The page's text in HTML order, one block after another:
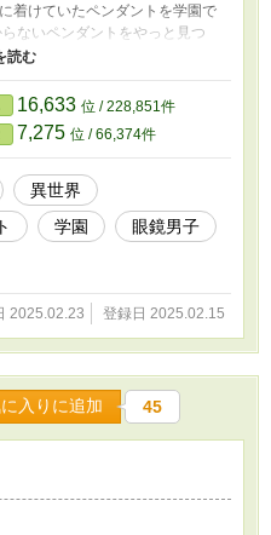
着けていたペンダントを学園で
ないペンダントをやっと見つ
する条件が揃ってしまい、アネ
った相手に一目惚れをしてしま
ションです。 設定の甘さ等、
んが、ご了承して下さった上で
16,633 位 / 228,851件
7,275 位 / 66,374件
異世界
学園
眼鏡男子
2025.02.23 登録日 2025.02.15
入りに追加 45